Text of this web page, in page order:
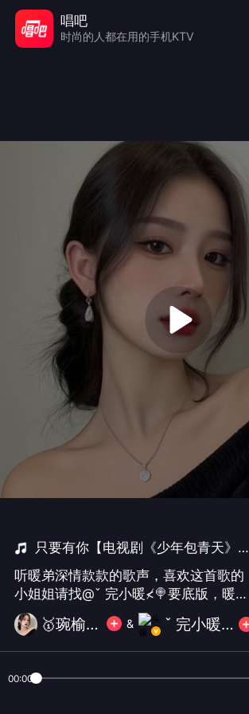
只要有你【电视剧《少年包青天》片尾曲】
听暖弟深情款款的歌声，喜欢这首歌的
小姐姐请找@ˇ 完小暖≮🍭要底版，暖弟
合作愉快！
🥇琬榆🧚‍♀️ & ˇ 完小暖≮🍭
00:00
唱吧
时尚的人都在用的手机KTV